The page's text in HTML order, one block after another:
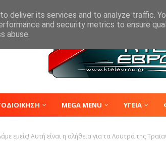
MEGA MENU ΥΓΕΙΑ
εμείς! Αυτή είναι η αλήθεια για τα Λουτρά της
deliver its services and to analyze traffic.
and security metrics to ensure
abuse.